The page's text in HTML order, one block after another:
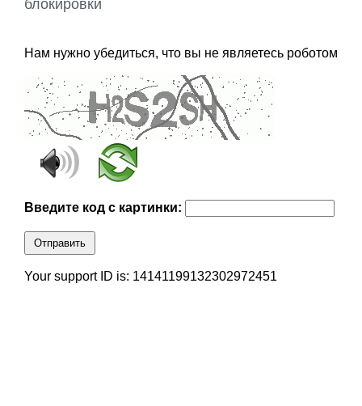
блокировки
Нам нужно убедиться, что вы не являетесь роботом
Введите код с картинки:
Отправить
Your support ID is: 14141199132302972451